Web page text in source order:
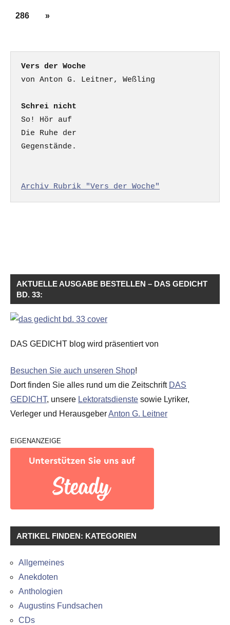
Beiträge
286
Nächste
»
Vers der Woche
Schrei nicht
So! Hör auf
Die Ruhe der
Gegenstände.
Archiv Rubrik "Vers der Woche"
AKTUELLE AUSGABE BESTELLEN – DAS GEDICHT
BD. 33:
DAS GEDICHT blog wird präsentiert von
Besuchen Sie auch unseren Shop!
Dort finden Sie alles rund um die Zeitschrift DAS
GEDICHT, unsere Lektoratsdienste sowie Lyriker,
Verleger und HerausgeberAnton G. Leitner
EIGENANZEIGE
ARTIKEL FINDEN: KATEGORIEN
Allgemeines
Anekdoten
Anthologien
Augustins Fundsachen
CDs